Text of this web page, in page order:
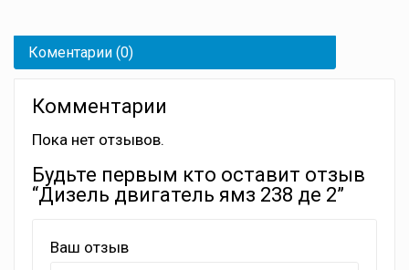
Коментарии (0)
Комментарии
Пока нет отзывов.
Будьте первым кто оставит отзыв
“Дизель двигатель ямз 238 де 2”
Ваш отзыв